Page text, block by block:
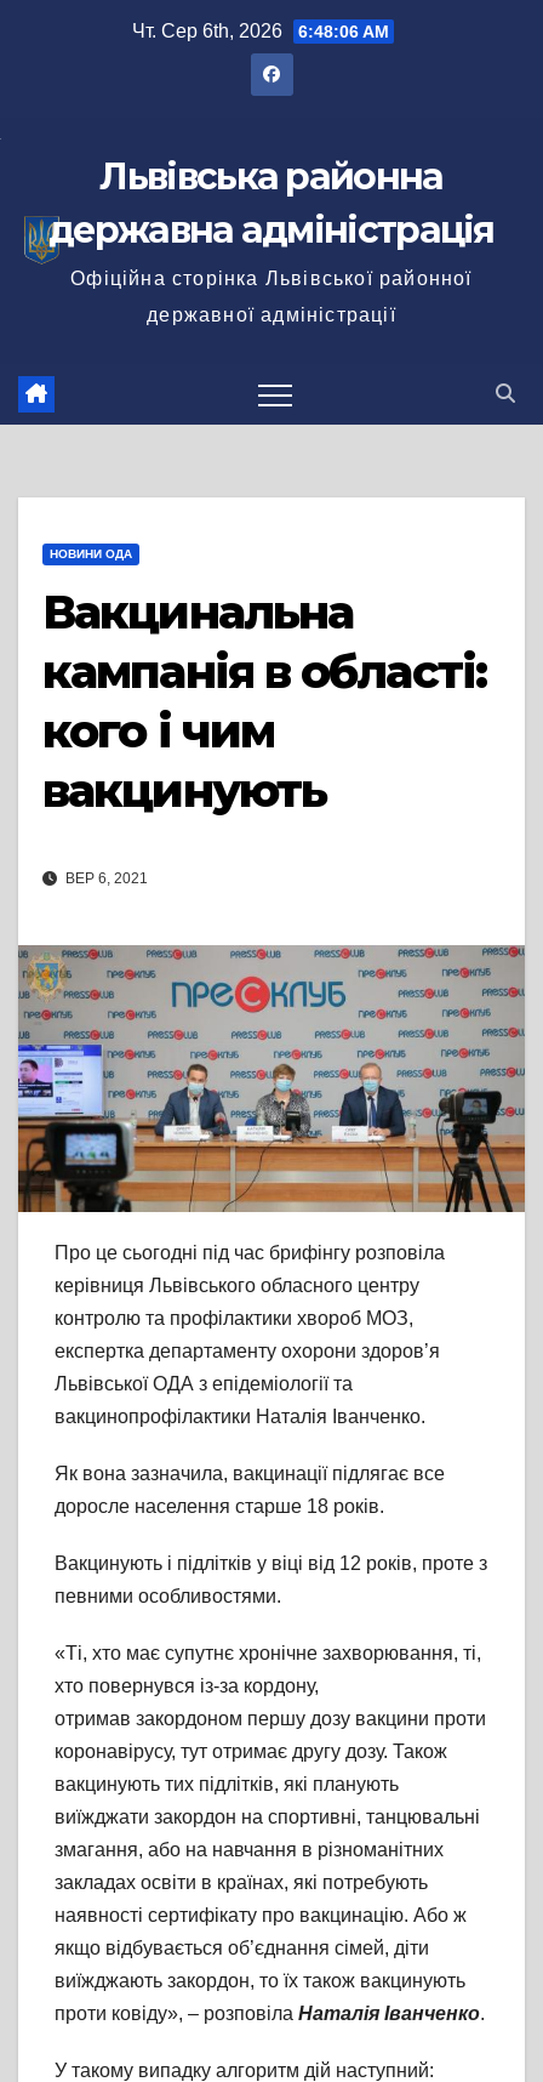
Чт. Сер 6th, 2026 6:48:07 AM
Львівська районна
державна адміністрація
Офіційна сторінка Львівської районної
державної адміністрації
НОВИНИ ОДА
Вакцинальна
кампанія в області:
кого і чим
вакцинують
ВЕР 6, 2021
Про це сьогодні під час брифінгу розповіла
керівниця Львівського обласного центру
контролю та профілактики хвороб МОЗ,
експертка департаменту охорони здоров’я
Львівської ОДА з епідеміології та
вакцинопрофілактики Наталія Іванченко.
Як вона зазначила, вакцинації підлягає все
доросле населення старше 18 років.
Вакцинують і підлітків у віці від 12 років, проте з
певними особливостями.
«Ті, хто має супутнє хронічне захворювання, ті,
хто повернувся із-за кордону,
отримав закордоном першу дозу вакцини проти
коронавірусу, тут отримає другу дозу. Також
вакцинують тих підлітків, які планують
виїжджати закордон на спортивні, танцювальні
змагання, або на навчання в різноманітних
закладах освіти в країнах, які потребують
наявності сертифікату про вакцинацію. Або ж
якщо відбувається об’єднання сімей, діти
виїжджають закордон, то їх також вакцинують
проти ковіду», – розповіла Наталія Іванченко.
У такому випадку алгоритм дій наступний: